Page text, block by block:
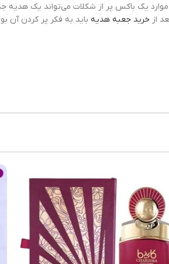
یک باکس پر از شکلات می‌تواند یک هدیه
از خرید جعبه هدیه باید به فکر پر کردن آن